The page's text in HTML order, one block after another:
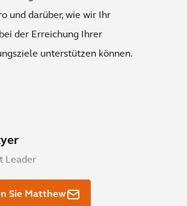
und darüber, wie wir Ihr
der Erreichung Ihrer
unterstützen können.
Leader
Sie Matthew